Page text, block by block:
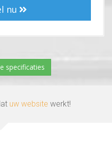
nu
specificaties
uw website werkt!